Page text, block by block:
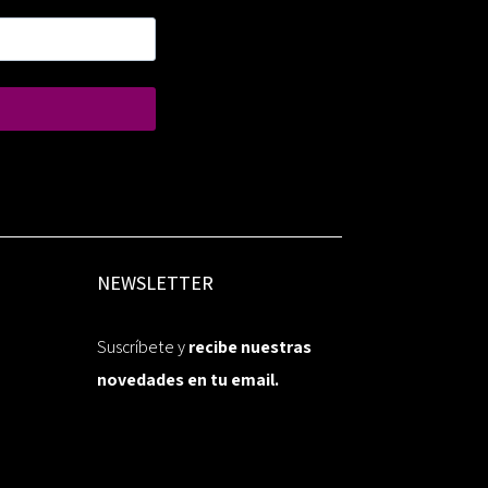
NEWSLETTER
Suscríbete yrecibe nuestras
novedades en tu email.